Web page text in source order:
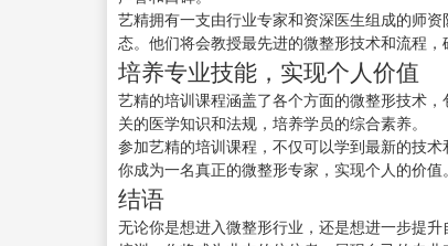
艺精拥有一支由行业专家和资深医生组成的师
态。他们将会教授最先进的微整形技术和流程，
培养专业技能，实现个人价值
艺精的培训课程涵盖了各个方面的微整形技术
关的医学知识和法规，培养学员的综合素养。
参加艺精的培训课程，不仅可以学到最新的技
你成为一名真正的微整形专家，实现个人的价值。
结语
无论你是想进入微整形行业，还是想进一步提